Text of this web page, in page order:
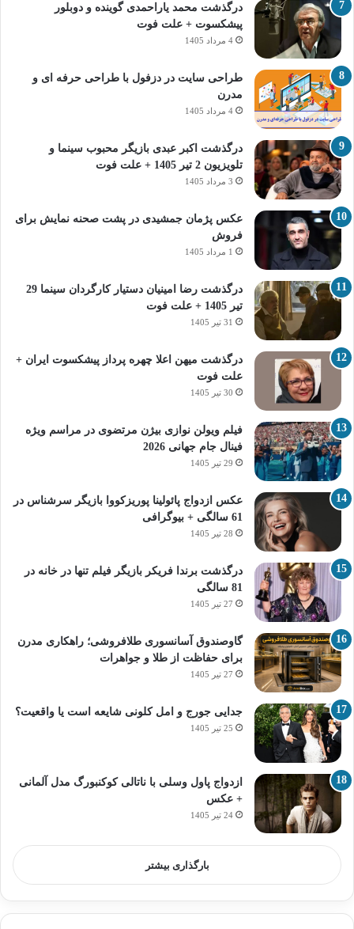
درگذشت محمد یاراحمدی گوینده و دوبلور
پیشکسوت + علت فوت
4 مرداد 1405
طراحی سایت در دزفول با طراحی حرفه‌ ای و
مدرن
4 مرداد 1405
درگذشت اکبر عبدی بازیگر محبوب سینما و
تلویزیون 2 تیر 1405 + علت فوت
3 مرداد 1405
عکس پژمان جمشیدی در پشت صحنه نمایش برای
فروش
1 مرداد 1405
درگذشت رضا امینیان دستیار کارگردان سینما 29
تیر 1405 + علت فوت
31 تیر 1405
درگذشت میهن اعلا چهره پرداز پیشکسوت ایران +
علت فوت
30 تیر 1405
فیلم ویولن نوازی بیژن مرتضوی در مراسم ویژه
فینال جام جهانی 2026
29 تیر 1405
عکس ازدواج پائولینا پوریزکووا بازیگر سرشناس در
61 سالگی + بیوگرافی
28 تیر 1405
درگذشت برندا فریکر بازیگر فیلم تنها در خانه در
81 سالگی
27 تیر 1405
گاوصندوق آسانسوری طلافروشی؛ راهکاری مدرن
برای حفاظت از طلا و جواهرات
27 تیر 1405
جدایی جورج و امل کلونی شایعه است یا واقعیت؟
25 تیر 1405
ازدواج پاول وسلی با ناتالی کوکنبورگ مدل آلمانی
+ عکس
24 تیر 1405
بارگذاری بیشتر